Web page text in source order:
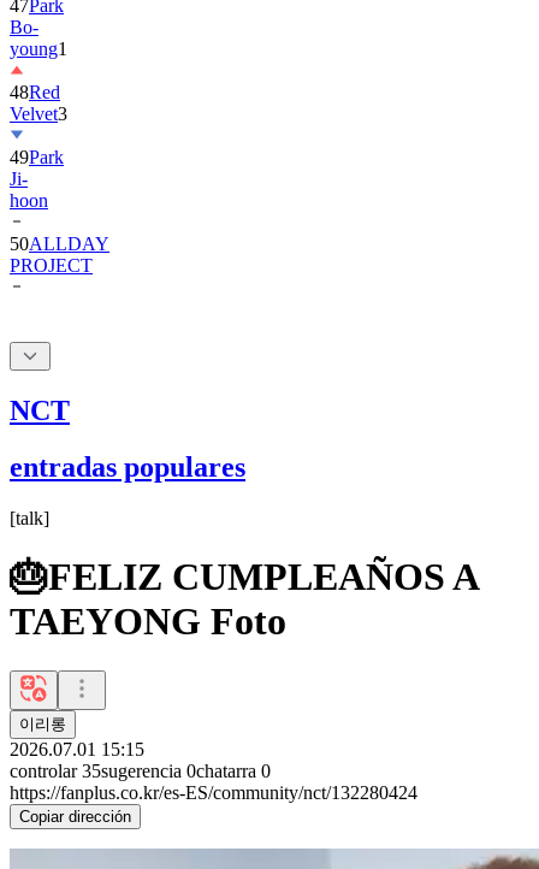
young1
48Red
Velvet
49Park
Ji-
hoon
50ALLDAY
PROJECT
NCT
entradas populares
[talk]
🎂FELIZ CUMPLEAÑOS A
TAEYONG Foto
이리롱
2026.07.01 15:15
controlar 35sugerencia 0chatarra 0
https://fanplus.co.kr/es-ES/community/nct/132280424
Copiar dirección